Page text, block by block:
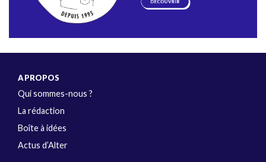
A PROPOS
Qui sommes-nous ?
La rédaction
Boîte à idées
Actus d’Alter